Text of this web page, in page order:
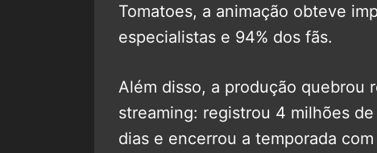
Tomatoes, a animação obteve
especialistas e 94% dos fãs.
Além disso, a produção quebrou
streaming: registrou 4 milhões
dias e encerrou a temporada